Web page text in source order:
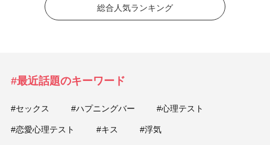
総合人気ランキング
#最近話題のキーワード
#セックス #ハプニングバー #心理テスト
#恋愛心理テスト #キス #浮気